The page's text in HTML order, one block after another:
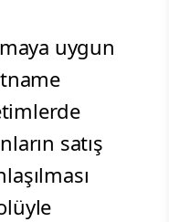
uygun
satış